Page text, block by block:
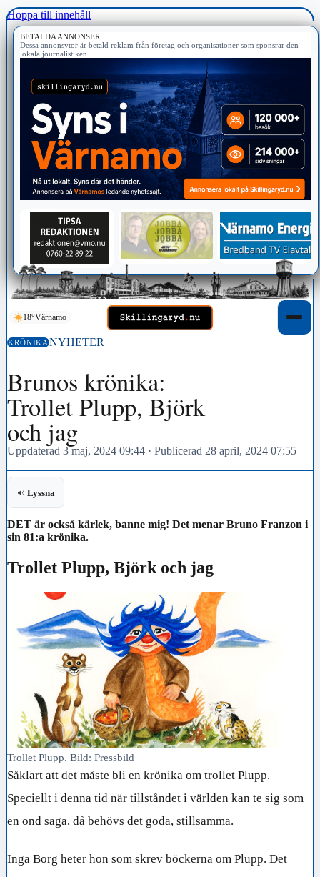
Hoppa till innehåll
BETALDA ANNONSER
Dessa annonsytor är betald reklam från företag och organisationer som sponsrar den
lokala journalistiken.
18°Värnamo
KRÖNIKANYHETER
Brunos krönika:
Trollet Plupp, Björk
och jag
Uppdaterad 3 maj, 2024 09:44 · Publicerad 28 april, 2024 07:55
Lyssna
DET är också kärlek, banne mig! Det menar Bruno Franzon i
sin 81:a krönika.
Trollet Plupp, Björk och jag
Trollet Plupp. Bild: Pressbild
Såklart att det måste bli en krönika om trollet Plupp.
Speciellt i denna tid när tillståndet i världen kan te sig som
en ond saga, då behövs det goda, stillsamma.
Inga Borg heter hon som skrev böckerna om Plupp. Det